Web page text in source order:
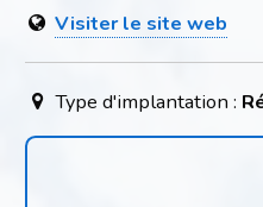
Visiter le site web
Type d'implantation :